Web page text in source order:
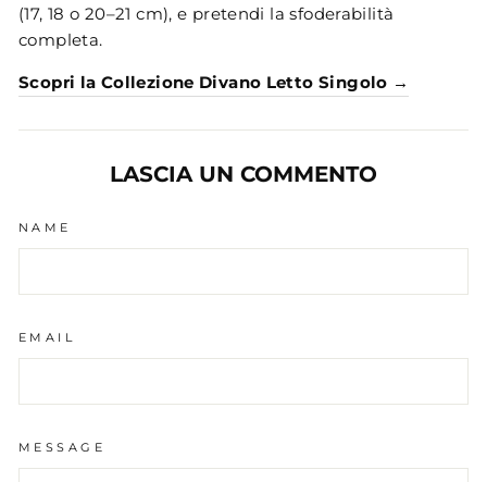
(17, 18 o 20–21 cm), e pretendi la sfoderabilità
completa.
Scopri la Collezione Divano Letto Singolo →
LASCIA UN COMMENTO
NAME
EMAIL
MESSAGE